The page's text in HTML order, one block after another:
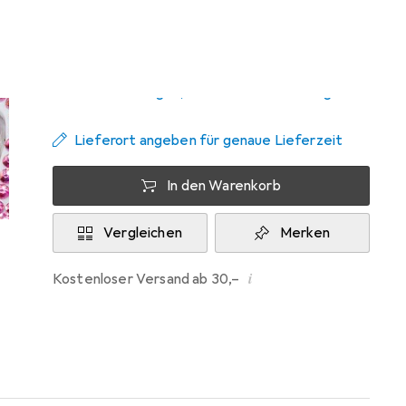
Lieferort angeben für genaue Lieferzeit
In den Warenkorb
Vergleichen Merken
Kostenloser Versand ab 30,– i